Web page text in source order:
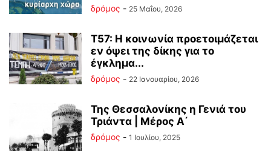
δρόμος - 25 Μαΐου, 2026
Τ57: Η κοινωνία προετοιμάζεται
εν όψει της δίκης για το
έγκλημα...
δρόμος - 22 Ιανουαρίου, 2026
Της Θεσσαλονίκης η Γενιά του
Τριάντα | Μέρος Α΄
δρόμος - 1 Ιουλίου, 2025